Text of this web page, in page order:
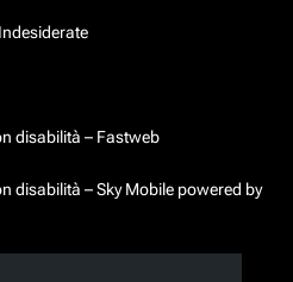
disabilità – Fastweb
disabilità – Sky Mobile powered by